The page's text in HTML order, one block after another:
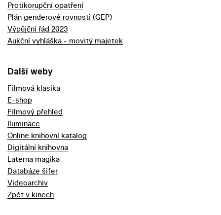
Protikorupční opatření
Plán genderové rovnosti (GEP)
Výpůjční řád 2023
Aukční vyhláška - movitý majetek
Další weby
Filmová klasika
E-shop
Filmový přehled
Iluminace
Online knihovní katalog
Digitální knihovna
Laterna magika
Databáze šifer
Videoarchiv
Zpět v kinech